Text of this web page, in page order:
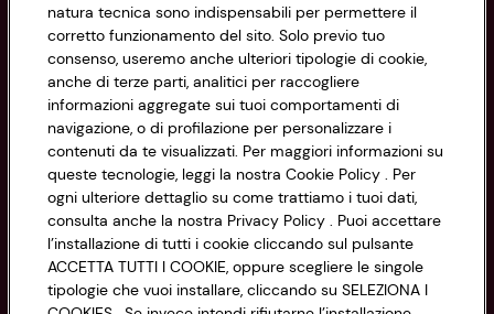
Privacy Policy
Cookie Policy
Impostazioni Cookie
Accessibilità
CONAD SOCIETÀ COOPERATIVA
Via Michelino, 59 | 40127 BOLOGNA
Codice Fiscale e Registro Imprese
di Bologna 00865960157
PARTITA IVA 03320960374
Servizio clienti
natura tecnica sono indispensabili per permettere il
corretto funzionamento del sito. Solo previo tuo
consenso, useremo anche ulteriori tipologie di cookie,
anche di terze parti, analitici per raccogliere
informazioni aggregate sui tuoi comportamenti di
navigazione, o di profilazione per personalizzare i
contenuti da te visualizzati. Per maggiori informazioni su
queste tecnologie, leggi la nostra Cookie Policy . Per
ogni ulteriore dettaglio su come trattiamo i tuoi dati,
consulta anche la nostra Privacy Policy . Puoi accettare
l’installazione di tutti i cookie cliccando sul pulsante
ACCETTA TUTTI I COOKIE, oppure scegliere le singole
tipologie che vuoi installare, cliccando su SELEZIONA I